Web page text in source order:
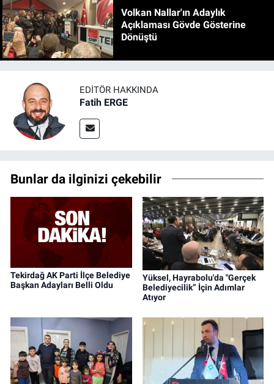
Volkan Nallar'ın Adaylık
Açıklaması Gövde Gösterine
Dönüştü
EDITÖR HAKKINDA
Fatih ERGE
Bunlar da ilginizi çekebilir
Tekirdağ AK Parti İlçe Belediye
Başkan Adayları Belli Oldu
Yüksel, Hayrabolu'da "Gerçek
Belediyecilik” İçin Adımlar
Atıyor